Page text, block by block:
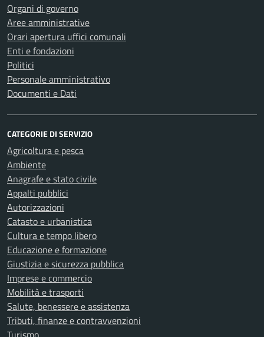
Organi di governo
Aree amministrative
Orari apertura uffici comunali
Enti e fondazioni
Politici
Personale amministrativo
Documenti e Dati
CATEGORIE DI SERVIZIO
Agricoltura e pesca
Ambiente
Anagrafe e stato civile
Appalti pubblici
Autorizzazioni
Catasto e urbanistica
Cultura e tempo libero
Educazione e formazione
Giustizia e sicurezza pubblica
Imprese e commercio
Mobilità e trasporti
Salute, benessere e assistenza
Tributi, finanze e contravvenzioni